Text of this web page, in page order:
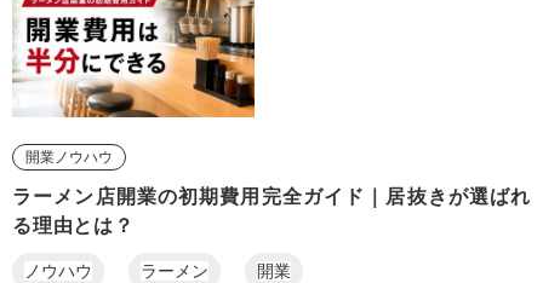
開業ノウハウ
ラーメン店開業の初期費用完全ガイド｜居抜きが選ばれ
る理由とは？
ノウハウ ラーメン 開業